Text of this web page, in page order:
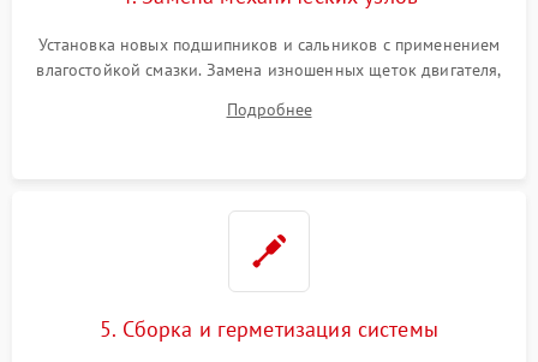
Установка новых подшипников и сальников с применением
влагостойкой смазки. Замена изношенных щеток двигателя,
или поврежденной резиновой манжеты.
Подробнее
5. Сборка и герметизация системы